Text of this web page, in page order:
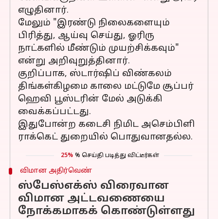
எழுதினார்.
மேலும் "இரண்டு நிலைகளையும்
பிரித்து, ஆய்வு செய்து, ஓரிரு
நாட்களில் மீண்டும் முயற்சிக்கவும்"
என்று அறிவுறுத்தினார்.
குறிப்பாக, ஸ்டார்ஷிப் விண்கலம்
திங்கள்கிழமை காலை மட்டுமே சூப்பர்
ஹெவி பூஸ்டரின் மேல் அடுக்கி
வைக்கப்பட்டது.
இதுபோன்ற கடைசி நிமிட அசெம்பிளி
ராக்கெட் துறையில் பொதுவானதல்ல.
25% % செய்தி படித்து விட்டீர்கள்
விமான அதிர்வெண்
ஸ்பேஸ்எக்ஸ் விரைவான
விமான அட்டவணையை
நோக்கமாகக் கொண்டுள்ளது